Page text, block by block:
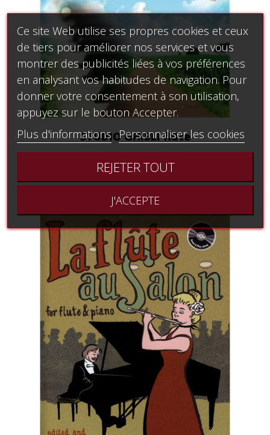
STUDIO GHIBLI flûte
27,39 €
Ce site Web utilise ses propres cookies et ceux
de tiers pour améliorer nos services et vous
montrer des publicités liées à vos préférences
en analysant vos habitudes de navigation. Pour
donner votre consentement à son utilisation,
appuyez sur le bouton Accepter.
Plus d'informations Personnaliser les cookies
REJETER TOUT
J'ACCEPTE